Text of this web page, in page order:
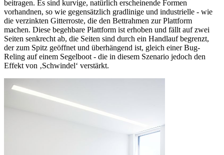
beitragen. Es sind kurvige, natürlich erscheinende Formen
vorhandnen, so wie gegensätzlich gradlinige und industrielle - wie
die verzinkten Gitterroste, die den Bettrahmen zur Plattform
machen. Diese begehbare Plattform ist erhoben und fällt auf zwei
Seiten senkrecht ab, die Seiten sind durch ein Handlauf begrenzt,
der zum Spitz geöffnet und überhängend ist, gleich einer Bug-
Reling auf einem Segelboot - die in diesem Szenario jedoch den
Effekt von ‚Schwindel‘ verstärkt.